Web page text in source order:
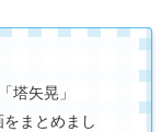
塔矢晃」
まとめまし